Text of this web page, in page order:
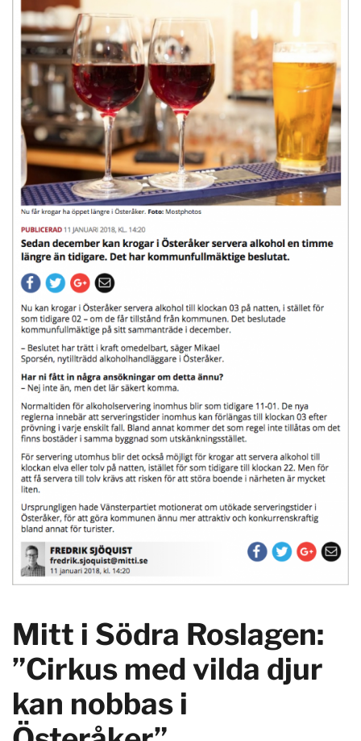
Mitt i Södra Roslagen:
”Cirkus med vilda djur
kan nobbas i